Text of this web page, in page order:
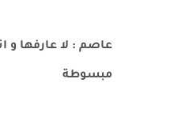
عاصم : لا عارفها و
مبسوطة